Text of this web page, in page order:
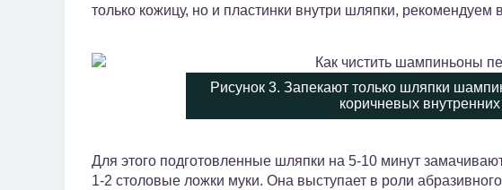
только кожицу, но и пластинки внутри шляпки,
Рисунок 3. Запекают только шляпки
коричневых
Для этого подготовленные шляпки на 5-10 минут
1-2 столовые ложки муки. Она выступает в роли